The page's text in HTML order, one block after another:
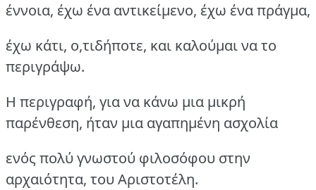
έννοια, έχω ένα αντικείμενο, έχω ένα πράγμα,
έχω κάτι, ο,τιδήποτε, και καλούμαι να το
περιγράψω.
Η περιγραφή, για να κάνω μια μικρή
παρένθεση, ήταν μια αγαπημένη ασχολία
ενός πολύ γνωστού φιλοσόφου στην
αρχαιότητα, του Αριστοτέλη.